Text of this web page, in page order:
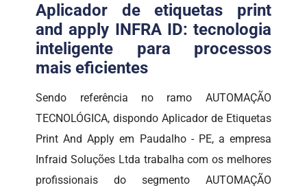
Aplicador de etiquetas print
and apply INFRA ID: tecnologia
inteligente para processos
mais eficientes
Sendo referência no ramo AUTOMAÇÃO
TECNOLÓGICA, dispondo Aplicador de Etiquetas
Print And Apply em Paudalho - PE, a empresa
Infraid Soluções Ltda trabalha com os melhores
profissionais do segmento AUTOMAÇÃO